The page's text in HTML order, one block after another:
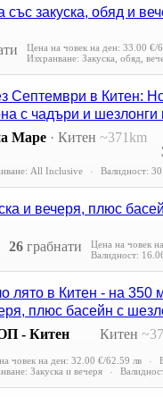
закуска, обяд и
Цена на човек на ден: 33.00 €/
Изхранване: Закуска, обяд,
Септември в Китен:
с чадъри и
Маре · Китен ~371km
All Inclusive
Валидност:
и вечеря, плюс
26 грабнати Цена на човек
Валидност:
лято в Китен - на 350
плюс басейн с
- Китен
Китен
човек на ден: 32.00 €/62.59 лв
Закуска и вечеря